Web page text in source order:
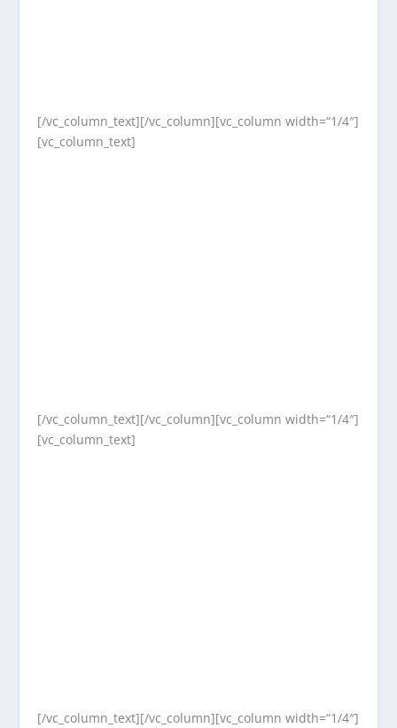
[/vc_column_text][/vc_column][vc_column width=“1/4″]
[vc_column_text]
[/vc_column_text][/vc_column][vc_column width=“1/4″]
[vc_column_text]
[/vc_column_text][/vc_column][vc_column width=“1/4″]